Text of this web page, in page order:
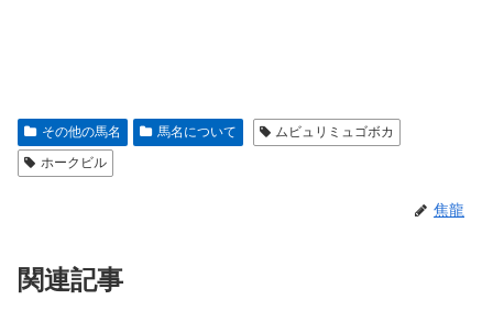
その他の馬名 馬名について
ムビュリミュゴボカ
ホークビル
焦龍
関連記事